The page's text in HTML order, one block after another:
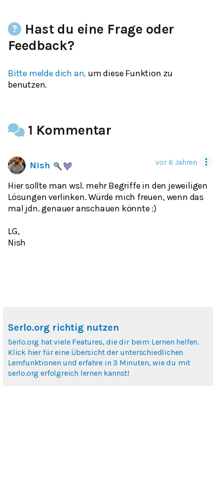
Hast du eine Frage oder
Feedback?
Bitte melde dich an, um diese Funktion zu
benutzen.
1 Kommentar
Nish vor 6 Jahren
Hier sollte man wsl. mehr Begriffe in den jeweiligen
Lösungen verlinken. Würde mich freuen, wenn das
mal jdn. genauer anschauen könnte :)
LG,
Nish
Serlo.org richtig nutzen
Serlo.org hat viele Features, die dir beim Lernen helfen.
Klick hier für eine Übersicht der unterschiedlichen
Lernfunktionen und erfahre in 3 Minuten, wie du mit
serlo.org erfolgreich lernen kannst!